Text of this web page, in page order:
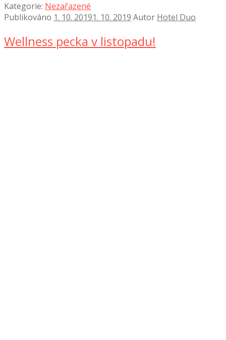
Kategorie: Nezařazené
Publikováno 1. 10. 20191. 10. 2019 Autor Hotel Duo
Wellness pecka v listopadu!